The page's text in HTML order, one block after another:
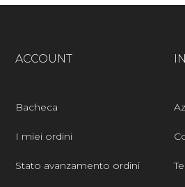
ACCOUNT
Bacheca
I miei ordini
Stato avanzamento ordini